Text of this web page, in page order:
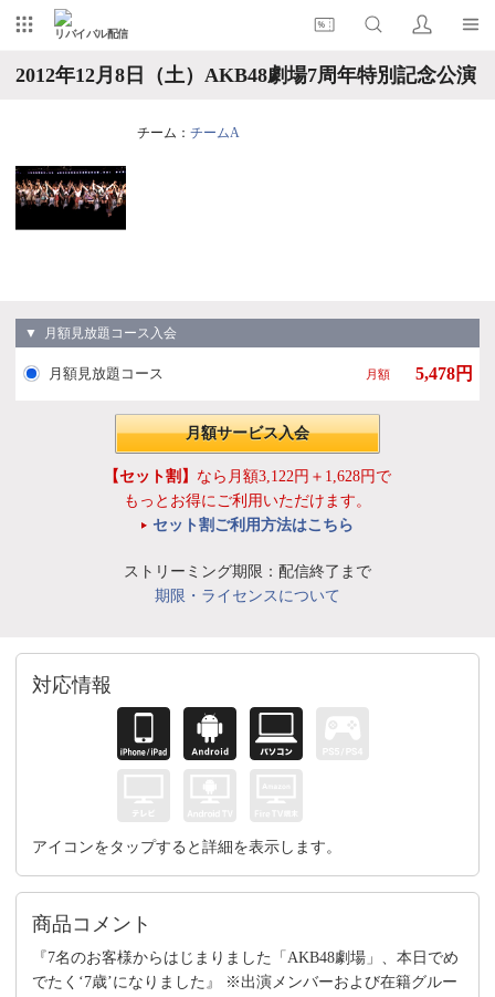
リバイバル配信
2012年12月8日（土）AKB48劇場7周年特別記念公演
チーム： チームA
▼ 月額見放題コース入会
月額見放題コース 月額 5,478円
月額サービス入会
【セット割】 なら月額3,122円＋1,628円で
もっとお得にご利用いただけます。
セット割ご利用方法はこちら
ストリーミング期限：配信終了まで
期限・ライセンスについて
対応情報
アイコンをタップすると詳細を表示します。
商品コメント
『7名のお客様からはじまりました「AKB48劇場」、本日でめ
でたく‘7歳’になりました』 ※出演メンバーおよび在籍グルー